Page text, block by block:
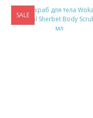
АВТОЭЛЕКТРОНИКА
SALE